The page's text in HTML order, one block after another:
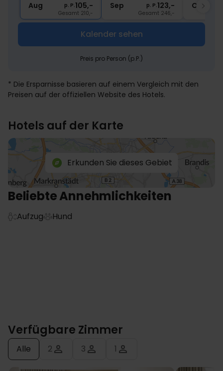
Aug p. P.105,-
Gesamt 210,-
Sep p. P.123,-
Gesamt 246,-
Okt
Kalender sehen
Preis pro Person (p.P.)
* Die Ersparnisse basieren auf einem Vergleich mit den
Preisen auf der offiziellen Website des Hotels.
Hotels auf der Karte
Erkunden Sie dieses Gebiet
Beliebte Annehmlichkeiten
Aufzug Hund
Verfügbare Zimmer
Alle 2 3 1